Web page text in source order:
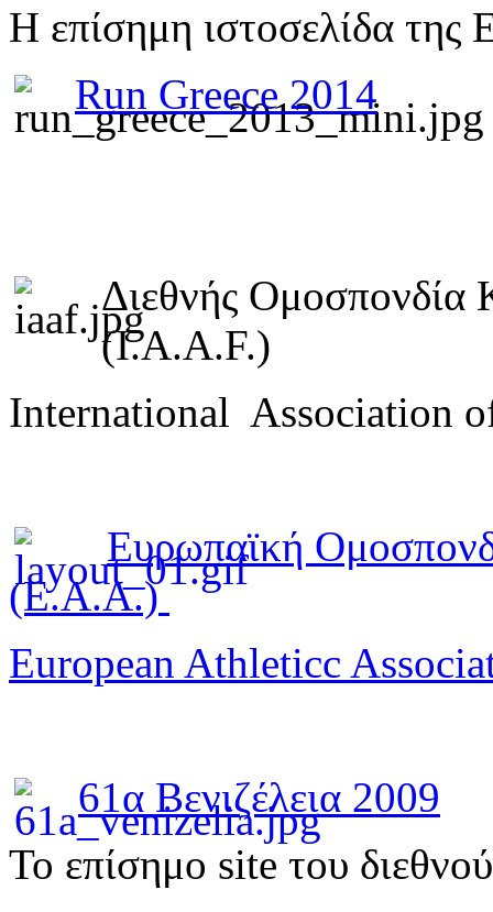
Η επίσημη ιστοσελίδα της
Run Greece 2014
Διεθνής Ομοσπονδία
(I.A.A.F.)
International Association
Ευρωπαϊκή
(E.A.A.)
European Athleticc
61α Βενιζέλεια 2009
To επίσημο site του